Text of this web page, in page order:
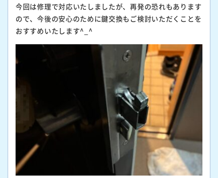
今回は修理で対応いたしましたが、再発の恐れもあります
ので、今後の安心のために鍵交換もご検討いただくことを
おすすめいたします^_^